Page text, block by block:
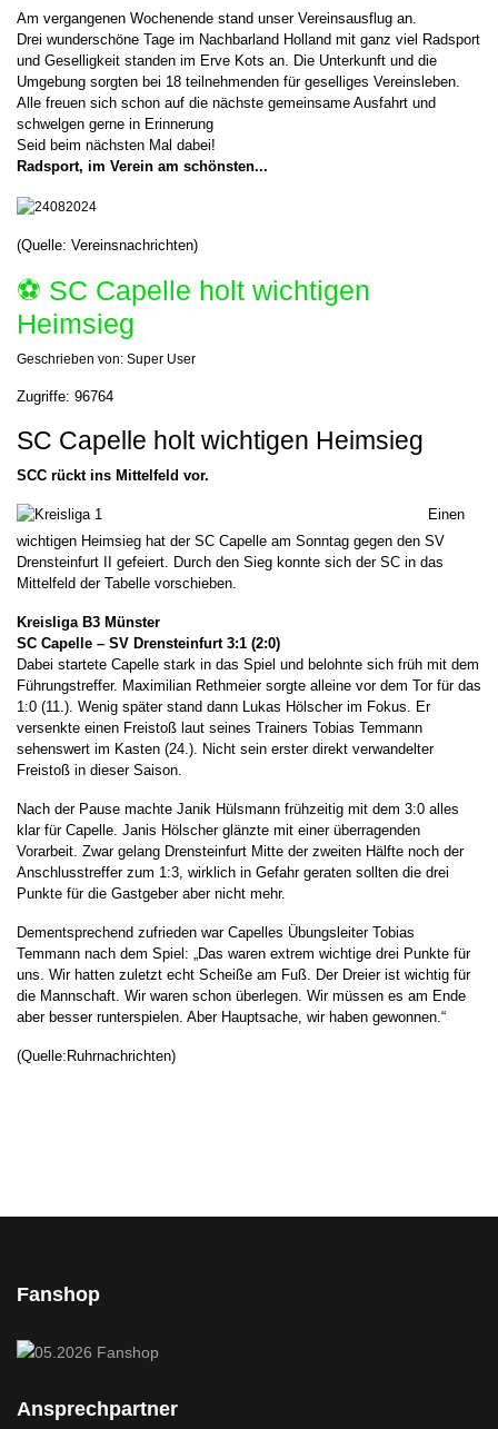
Am vergangenen Wochenende stand unser Vereinsausflug an.
Drei wunderschöne Tage im Nachbarland Holland mit ganz viel Radsport
und Geselligkeit standen im Erve Kots an. Die Unterkunft und die
Umgebung sorgten bei 18 teilnehmenden für geselliges Vereinsleben.
Alle freuen sich schon auf die nächste gemeinsame Ausfahrt und
schwelgen gerne in Erinnerung
Seid beim nächsten Mal dabei!
Radsport, im Verein am schönsten...
(Quelle: Vereinsnachrichten)
⚽️ SC Capelle holt wichtigen
Heimsieg
Geschrieben von: Super User
Zugriffe: 96764
SC Capelle holt wichtigen Heimsieg
SCC rückt ins Mittelfeld vor.
Einen
wichtigen Heimsieg hat der SC Capelle am Sonntag gegen den SV
Drensteinfurt II gefeiert. Durch den Sieg konnte sich der SC in das
Mittelfeld der Tabelle vorschieben.
Kreisliga B3 Münster
SC Capelle – SV Drensteinfurt 3:1 (2:0)
Dabei startete Capelle stark in das Spiel und belohnte sich früh mit dem
Führungstreffer. Maximilian Rethmeier sorgte alleine vor dem Tor für das
1:0 (11.). Wenig später stand dann Lukas Hölscher im Fokus. Er
versenkte einen Freistoß laut seines Trainers Tobias Temmann
sehenswert im Kasten (24.). Nicht sein erster direkt verwandelter
Freistoß in dieser Saison.
Nach der Pause machte Janik Hülsmann frühzeitig mit dem 3:0 alles
klar für Capelle. Janis Hölscher glänzte mit einer überragenden
Vorarbeit. Zwar gelang Drensteinfurt Mitte der zweiten Hälfte noch der
Anschlusstreffer zum 1:3, wirklich in Gefahr geraten sollten die drei
Punkte für die Gastgeber aber nicht mehr.
Dementsprechend zufrieden war Capelles Übungsleiter Tobias
Temmann nach dem Spiel: „Das waren extrem wichtige drei Punkte für
uns. Wir hatten zuletzt echt Scheiße am Fuß. Der Dreier ist wichtig für
die Mannschaft. Wir waren schon überlegen. Wir müssen es am Ende
aber besser runterspielen. Aber Hauptsache, wir haben gewonnen.“
(Quelle:Ruhrnachrichten)
Fanshop
Ansprechpartner